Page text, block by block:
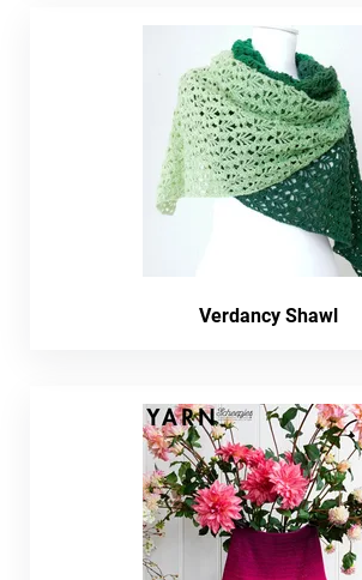
Verdancy Shawl